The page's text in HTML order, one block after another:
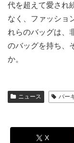
代を超えて愛され
なく、ファッショ
れらのバッグは、
のバッグを持ち、
か。
ニュース バー
X